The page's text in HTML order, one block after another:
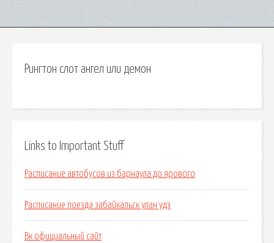
Рингтон слот ангел или демон
Links to Important Stuff
Расписание автобусов из барнаула до ярового
Расписание поезда забайкальск улан удэ
Вк официальный сайт